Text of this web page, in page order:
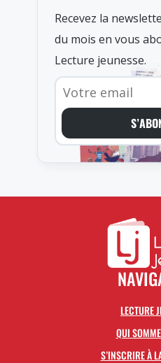
Recevez la
du mois en vous
Lecture jeunesse.
LECTURE
QUI
S’INSCRIRE À